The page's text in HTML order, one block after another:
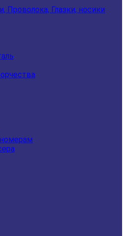
Проволока, Глазки, носики